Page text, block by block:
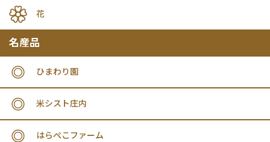
花
名産品
ひまわり園
米シスト庄内
はらぺこファーム